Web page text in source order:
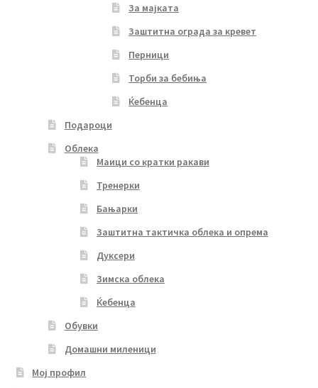
За мајката
Заштитна ограда за кревет
Перници
Торби за бебиња
Ќебенца
Подароци
Облека
Маици со кратки ракави
Тренерки
Бањарки
Заштитна тактичка облека и опрема
Дуксери
Зимска облека
Ќебенца
Обувки
Домашни миленици
Мој профил